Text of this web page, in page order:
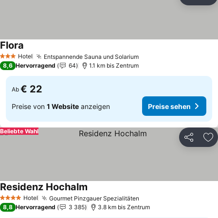
3 SterneHotel Entspannende Sauna und Solarium
Flora
8,6 Hervorragend 64 1.1 km bis Zentrum
Ab € 22
Preise von 1 Website anzeigen Preise sehen
Teilen
Beliebte Wahl
4 Sterne Hotel Gourmet Pinzgauer Spezialitäten
Residenz Hochalm
8,8 Hervorragend 3 385 3.8 km bis Zentrum